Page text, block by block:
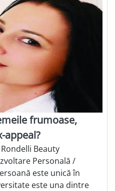
frumoase,
appeal?
Beauty
Personală /
este unică în
este una dintre